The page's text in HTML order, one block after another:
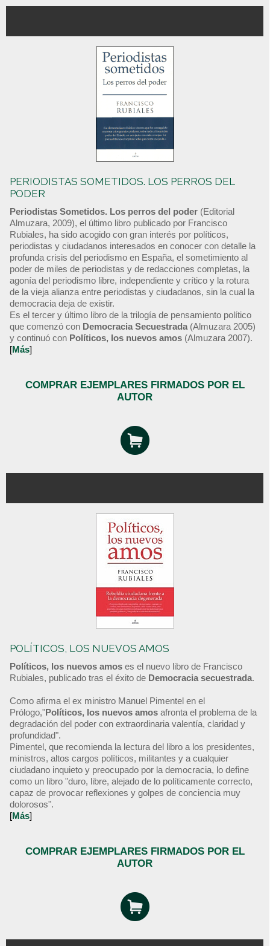
PERIODISTAS SOMETIDOS. LOS PERROS DEL
PODER
Periodistas Sometidos. Los perros del poder (Editorial
Almuzara, 2009), el último libro publicado por Francisco
Rubiales, ha sido acogido con gran interés por políticos,
periodistas y ciudadanos interesados en conocer con detalle la
profunda crisis del periodismo en España, el sometimiento al
poder de miles de periodistas y de redacciones completas, la
agonía del periodismo libre, independiente y crítico y la rotura
de la vieja alianza entre periodistas y ciudadanos, sin la cual la
democracia deja de existir.
Es el tercer y último libro de la trilogía de pensamiento político
que comenzó con Democracia Secuestrada (Almuzara 2005)
y continuó con Políticos, los nuevos amos (Almuzara 2007).
[Más]
COMPRAR EJEMPLARES FIRMADOS POR EL
AUTOR
POLÍTICOS, LOS NUEVOS AMOS
Políticos, los nuevos amos es el nuevo libro de Francisco
Rubiales, publicado tras el éxito de Democracia secuestrada.
Como afirma el ex ministro Manuel Pimentel en el
Prólogo,"Políticos, los nuevos amos afronta el problema de la
degradación del poder con extraordinaria valentía, claridad y
profundidad".
Pimentel, que recomienda la lectura del libro a los presidentes,
ministros, altos cargos políticos, militantes y a cualquier
ciudadano inquieto y preocupado por la democracia, lo define
como un libro "duro, libre, alejado de lo políticamente correcto,
capaz de provocar reflexiones y golpes de conciencia muy
dolorosos".
[Más]
COMPRAR EJEMPLARES FIRMADOS POR EL
AUTOR